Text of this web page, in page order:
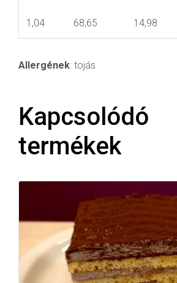
1,04 68,65 14,98
Allergének: tojás
Kapcsolódó
termékek